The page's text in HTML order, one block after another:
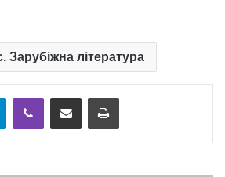
Зарубіжна література
TelegramViber Надіслати електронною поштоюНадрукувати